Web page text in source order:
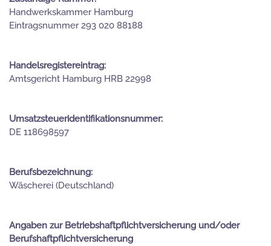
Handwerkskammer Hamburg
Eintragsnummer 293 020 88188
Handelsregistereintrag:
Amtsgericht Hamburg HRB 22998
Umsatzsteueridentifikationsnummer:
DE 118698597
Berufsbezeichnung:
Wäscherei (Deutschland)
Angaben zur Betriebshaftpflichtversicherung und/oder
Berufshaftpflichtversicherung